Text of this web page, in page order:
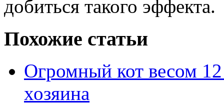
добиться такого эффекта.
Похожие статьи
Огромный кот весом
хозяина